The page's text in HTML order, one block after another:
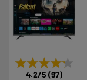
★★★★★
★★★★★
4.2/5 (97)